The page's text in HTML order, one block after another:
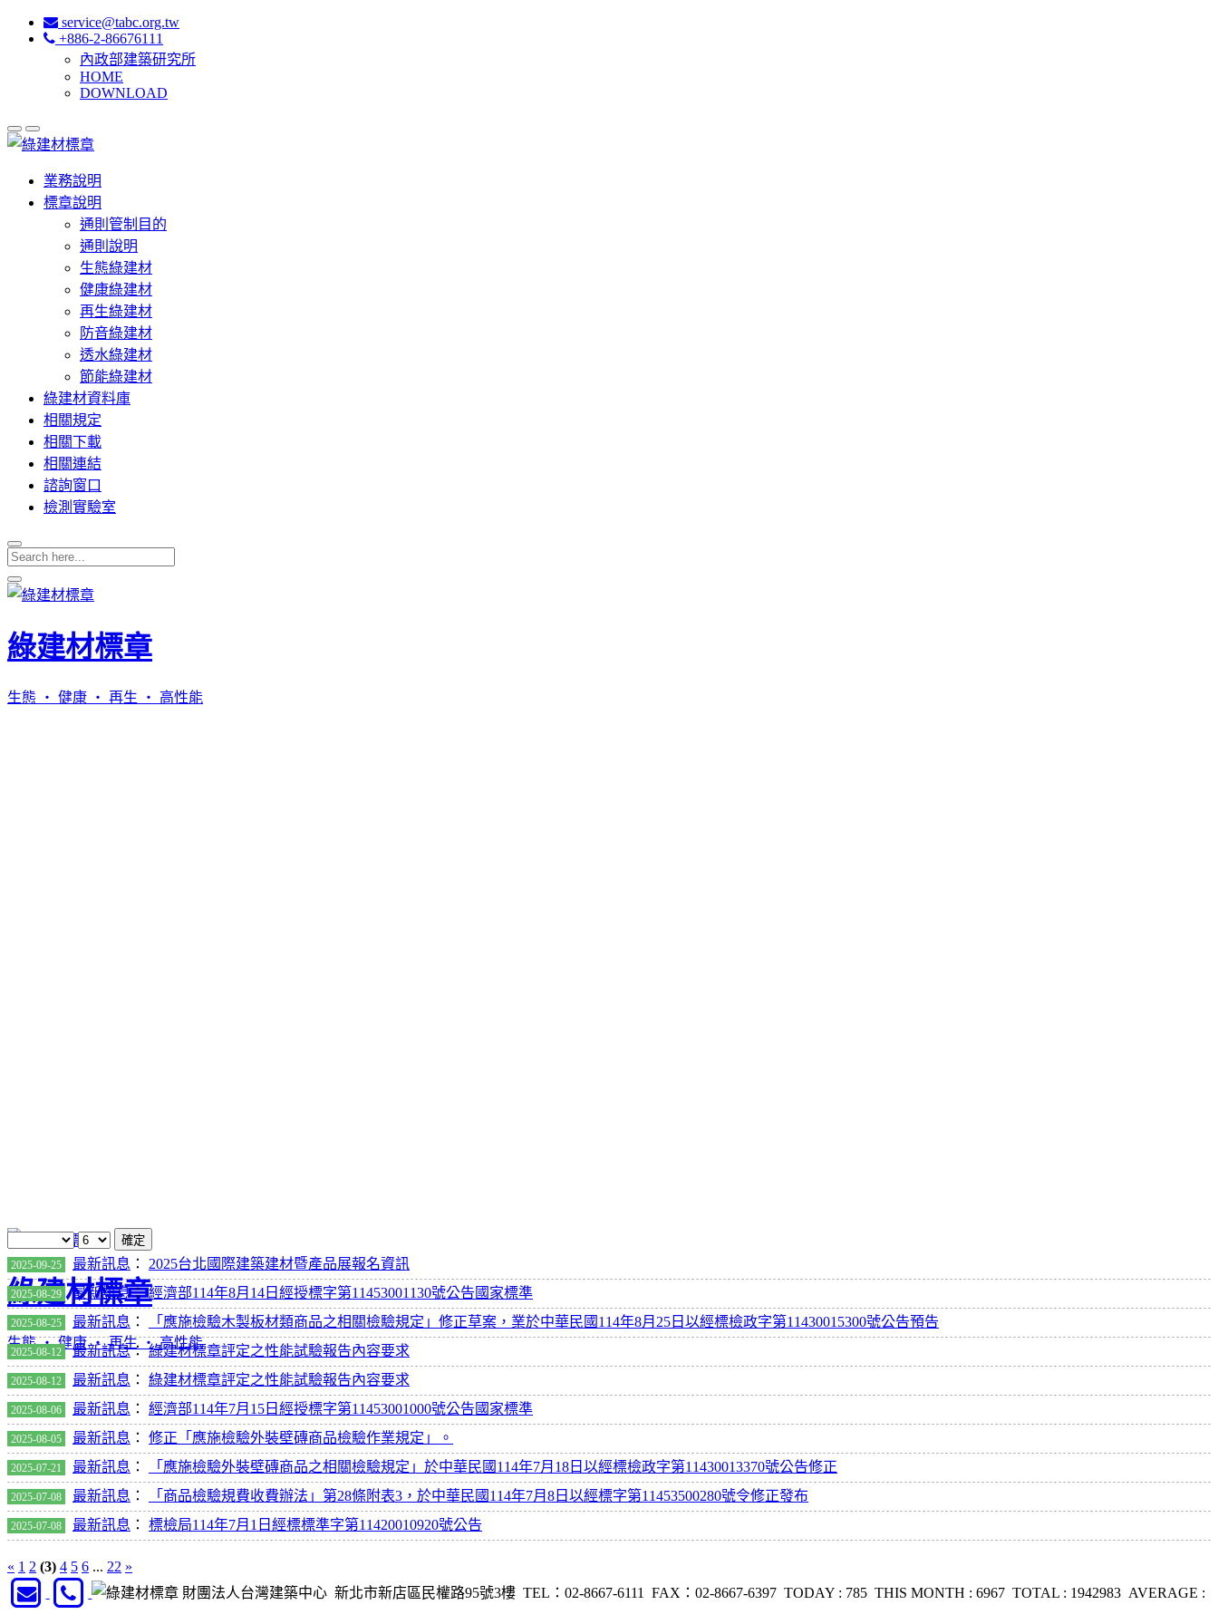
service@tabc.org.tw
+886-2-86676111
內政部建築研究所
HOME
DOWNLOAD
業務說明
標章說明
通則管制目的
通則說明
生態綠建材
健康綠建材
再生綠建材
防音綠建材
透水綠建材
節能綠建材
綠建材資料庫
相關規定
相關下載
相關連結
諮詢窗口
檢測實驗室
綠建材標章
生態 ‧ 健康 ‧ 再生 ‧ 高性能
綠建材標章
生態 ‧ 健康 ‧ 再生 ‧ 高性能
確定
2025-09-25 最新訊息 ： 2025台北國際建築建材暨產品展報名資訊
2025-08-29 最新訊息：經濟部114年8月14日經授標字第11453001130號公告國家標準
2025-08-25 最新訊息 ： 「應施檢驗木製板材類商品之相關檢驗規定」修正草案，業於中華民國114年8月25日以經標檢政字第11430015300號公告預告
2025-08-12 最新訊息：綠建材標章評定之性能試驗報告內容要求
2025-08-12 最新訊息 ： 綠建材標章評定之性能試驗報告內容要求
2025-08-06 最新訊息 ： 經濟部114年7月15日經授標字第11453001000號公告國家標準
2025-08-05 最新訊息 ： 修正「應施檢驗外裝壁磚商品檢驗作業規定」。
2025-07-21 最新訊息 ： 「應施檢驗外裝壁磚商品之相關檢驗規定」於中華民國114年7月18日以經標檢政字第11430013370號公告修正
2025-07-08 最新訊息 ： 「商品檢驗規費收費辦法」第28條附表3，於中華民國114年7月8日以經標字第11453500280號令修正發布
2025-07-08 最新訊息 ： 標檢局114年7月1日經標標準字第11420010920號公告
« 1 2 (3) 4 5 6 ... 22 »
財團法人台灣建築中心 新北市新店區民權路95號3樓 TEL：02-8667-6111 FAX：02-8667-6397 TODAY : 785 THIS MONTH :6967 TOTAL : 1942983 AVERAGE :